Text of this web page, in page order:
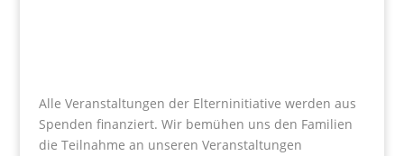
Alle Veranstaltungen der Elterninitiative werden aus
Spenden finanziert. Wir bemühen uns den Familien
die Teilnahme an unseren Veranstaltungen